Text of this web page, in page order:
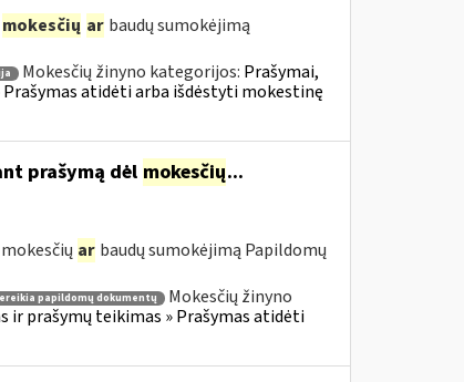
mokesčių ar baudų sumokėjimą
Mokesčių žinyno kategorijos: Prašymai,
atidėti arba išdėstyti mokestinę
prašymą dėl mokesčių...
ar baudų sumokėjimą Papildomų
papildomų dokumentų
Mokesčių žinyno
ir prašymų teikimas » Prašymas atidėti